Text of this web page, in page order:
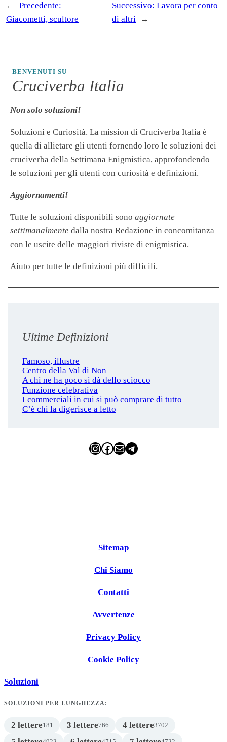
← Precedente:
Giacometti, scultore
Successivo: Lavora per conto
di altri
→
BENVENUTI SU
Cruciverba Italia
Non solo soluzioni!
Soluzioni e Curiosità. La mission di Cruciverba Italia è
quella di allietare gli utenti fornendo loro le soluzioni dei
cruciverba della Settimana Enigmistica, approfondendo
le soluzioni per gli utenti con curiosità e definizioni.
Aggiornamenti!
Tutte le soluzioni disponibili sono aggiornate
settimanalmente dalla nostra Redazione in concomitanza
con le uscite delle maggiori riviste di enigmistica.
Aiuto per tutte le definizioni più difficili.
Ultime Definizioni
Famoso, illustre
Centro della Val di Non
A chi ne ha poco si dà dello sciocco
Funzione celebrativa
I commerciali in cui si può comprare di tutto
C’è chi la digerisce a letto
InstagramFacebook Email Telegram
Sitemap
Chi Siamo
Contatti
Avvertenze
Privacy Policy
Cookie Policy
Soluzioni
SOLUZIONI PER LUNGHEZZA:
2 lettere181 3 lettere766 4 lettere3702